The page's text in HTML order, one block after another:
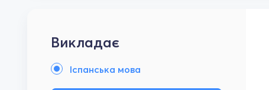
Викладає
Іспанська мова